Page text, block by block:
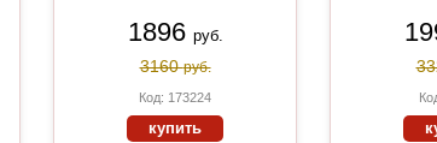
1896 руб.
3160руб.
Код: 173224
купить